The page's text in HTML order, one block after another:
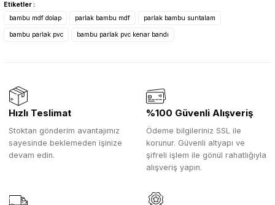
Etiketler :
bambu mdf dolap
parlak bambu mdf parlak bambu suntalam
bambu parlak pvc bambu parlak pvc kenar bandı
Hızlı Teslimat
Stoktan gönderim avantajımız
sayesinde beklemeden işinize
devam edin.
%100 Güvenli Alışveriş
Ödeme bilgileriniz SSL ile
korunur. Güvenli altyapı ve
şifreli işlem ile gönül rahatlığıyla
alışveriş yapın.